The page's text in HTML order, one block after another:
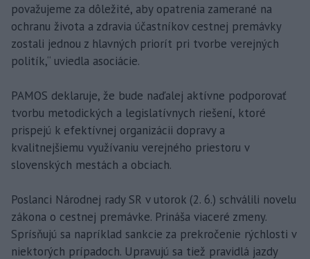
považujeme za dôležité, aby opatrenia zamerané na
ochranu života a zdravia účastníkov cestnej premávky
zostali jednou z hlavných priorít pri tvorbe verejných
politík,“ uviedla asociácie.
PAMOS deklaruje, že bude naďalej aktívne podporovať
tvorbu metodických a legislatívnych riešení, ktoré
prispejú k efektívnej organizácii dopravy a
kvalitnejšiemu využívaniu verejného priestoru v
slovenských mestách a obciach.
Poslanci Národnej rady SR v utorok (2. 6.) schválili novelu
zákona o cestnej premávke. Prináša viaceré zmeny.
Sprísňujú sa napríklad sankcie za prekročenie rýchlosti v
niektorých prípadoch. Upravujú sa tiež pravidlá jazdy